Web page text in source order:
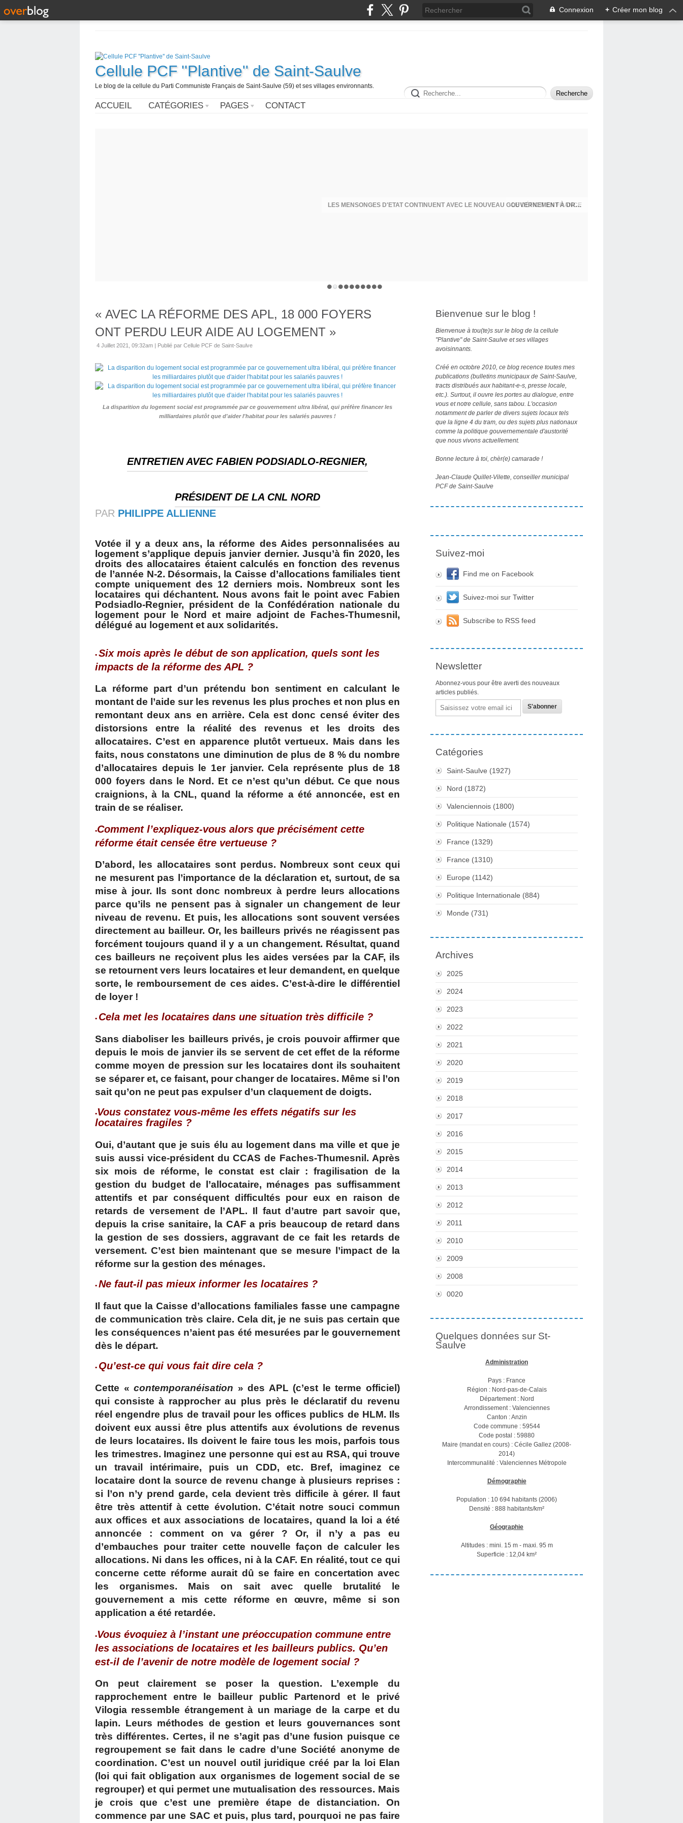
Connexion + Créer mon blog
Cellule PCF ''Plantive'' de Saint-Saulve
Le blog de la cellule du Parti Communiste Français de Saint-Saulve (59) et ses villages environnants.
ACCUEIL CATÉGORIES PAGES CONTACT
LES MENSONGES D'ETAT CONTINUENT AVEC LE NOUVEAU GOUVERNEMENT À DROITE TOUTE MACRON/BARNIER!
« AVEC LA RÉFORME DES APL, 18 000 FOYERS
ONT PERDU LEUR AIDE AU LOGEMENT »
4 Juillet 2021, 09:32am | Publié par Cellule PCF de Saint-Saulve
La disparition du logement social est programmée par ce gouvernement ultra libéral, qui préfère financer les
milliardaires plutôt que d'aider l'habitat pour les salariés pauvres !
ENTRETIEN AVEC FABIEN PODSIADLO-REGNIER,
PRÉSIDENT DE LA CNL NORD
PAR PHILIPPE ALLIENNE
Votée il y a deux ans, la réforme des Aides personnalisées au
logement s’applique depuis janvier dernier. Jusqu’à fin 2020, les
droits des allocataires étaient calculés en fonction des revenus
de l’année N-2. Désormais, la Caisse d’allocations familiales tient
compte uniquement des 12 derniers mois. Nombreux sont les
locataires qui déchantent. Nous avons fait le point avec Fabien
Podsiadlo-Regnier, président de la Confédération nationale du
logement pour le Nord et maire adjoint de Faches-Thumesnil,
délégué au logement et aux solidarités.
• Six mois après le début de son application, quels sont les
impacts de la réforme des APL ?
La réforme part d’un prétendu bon sentiment en calculant le
montant de l’aide sur les revenus les plus proches et non plus en
remontant deux ans en arrière. Cela est donc censé éviter des
distorsions entre la réalité des revenus et les droits des
allocataires. C’est en apparence plutôt vertueux. Mais dans les
faits, nous constatons une diminution de plus de 8 % du nombre
d’allocataires depuis le 1er janvier. Cela représente plus de 18
000 foyers dans le Nord. Et ce n’est qu’un début. Ce que nous
craignions, à la CNL, quand la réforme a été annoncée, est en
train de se réaliser.
•Comment l’expliquez-vous alors que précisément cette
réforme était censée être vertueuse ?
D’abord, les allocataires sont perdus. Nombreux sont ceux qui
ne mesurent pas l’importance de la déclaration et, surtout, de sa
mise à jour. Ils sont donc nombreux à perdre leurs allocations
parce qu’ils ne pensent pas à signaler un changement de leur
niveau de revenu. Et puis, les allocations sont souvent versées
directement au bailleur. Or, les bailleurs privés ne réagissent pas
forcément toujours quand il y a un changement. Résultat, quand
ces bailleurs ne reçoivent plus les aides versées par la CAF, ils
se retournent vers leurs locataires et leur demandent, en quelque
sorte, le remboursement de ces aides. C’est-à-dire le différentiel
de loyer !
• Cela met les locataires dans une situation très difficile ?
Sans diaboliser les bailleurs privés, je crois pouvoir affirmer que
depuis le mois de janvier ils se servent de cet effet de la réforme
comme moyen de pression sur les locataires dont ils souhaitent
se séparer et, ce faisant, pour changer de locataires. Même si l’on
sait qu’on ne peut pas expulser d’un claquement de doigts.
•Vous constatez vous-même les effets négatifs sur les
locataires fragiles ?
Oui, d’autant que je suis élu au logement dans ma ville et que je
suis aussi vice-président du CCAS de Faches-Thumesnil. Après
six mois de réforme, le constat est clair : fragilisation de la
gestion du budget de l’allocataire, ménages pas suffisamment
attentifs et par conséquent difficultés pour eux en raison de
retards de versement de l’APL. Il faut d’autre part savoir que,
depuis la crise sanitaire, la CAF a pris beaucoup de retard dans
la gestion de ses dossiers, aggravant de ce fait les retards de
versement. C’est bien maintenant que se mesure l’impact de la
réforme sur la gestion des ménages.
• Ne faut-il pas mieux informer les locataires ?
Il faut que la Caisse d’allocations familiales fasse une campagne
de communication très claire. Cela dit, je ne suis pas certain que
les conséquences n’aient pas été mesurées par le gouvernement
dès le départ.
• Qu’est-ce qui vous fait dire cela ?
Cette «contemporanéisation » des APL (c’est le terme officiel)
qui consiste à rapprocher au plus près le déclaratif du revenu
réel engendre plus de travail pour les offices publics de HLM. Ils
doivent eux aussi être plus attentifs aux évolutions de revenus
de leurs locataires. Ils doivent le faire tous les mois, parfois tous
les trimestres. Imaginez une personne qui est au RSA, qui trouve
un travail intérimaire, puis un CDD, etc. Bref, imaginez ce
locataire dont la source de revenu change à plusieurs reprises :
si l’on n’y prend garde, cela devient très difficile à gérer. Il faut
être très attentif à cette évolution. C’était notre souci commun
aux offices et aux associations de locataires, quand la loi a été
annoncée : comment on va gérer ? Or, il n’y a pas eu
d’embauches pour traiter cette nouvelle façon de calculer les
allocations. Ni dans les offices, ni à la CAF. En réalité, tout ce qui
concerne cette réforme aurait dû se faire en concertation avec
les organismes. Mais on sait avec quelle brutalité le
gouvernement a mis cette réforme en œuvre, même si son
application a été retardée.
•Vous évoquiez à l’instant une préoccupation commune entre
les associations de locataires et les bailleurs publics. Qu’en
est-il de l’avenir de notre modèle de logement social ?
On peut clairement se poser la question. L’exemple du
rapprochement entre le bailleur public Partenord et le privé
Vilogia ressemble étrangement à un mariage de la carpe et du
lapin. Leurs méthodes de gestion et leurs gouvernances sont
très différentes. Certes, il ne s’agit pas d’une fusion puisque ce
regroupement se fait dans le cadre d’une Société anonyme de
coordination. C’est un nouvel outil juridique créé par la loi Elan
(loi qui fait obligation aux organismes de logement social de se
regrouper) et qui permet une mutualisation des ressources. Mais
je crois que c’est une première étape de distanciation. On
commence par une SAC et puis, plus tard, pourquoi ne pas faire
Bienvenue sur le blog !
Bienvenue à tou(te)s sur le blog de la cellule
"Plantive" de Saint-Saulve et ses villages
avoisinnants.
Créé en octobre 2010, ce blog recence toutes mes
publications (bulletins municipaux de Saint-Saulve,
tracts distribués aux habitant-e-s, presse locale,
etc.). Surtout, il ouvre les portes au dialogue, entre
vous et notre cellule, sans tabou. L'occasion
notamment de parler de divers sujets locaux tels
que la ligne 4 du tram, ou des sujets plus nationaux
comme la politique gouvernementale d'austorité
que nous vivons actuellement.
Bonne lecture à toi, chèr(e) camarade !
Jean-Claude Quillet-Vilette, conseiller municipal
PCF de Saint-Saulve
Suivez-moi
Find me on Facebook
Suivez-moi sur Twitter
Subscribe to RSS feed
Newsletter
Abonnez-vous pour être averti des nouveaux
articles publiés.
Email
Catégories
Saint-Saulve (1927)
Nord (1872)
Valenciennois (1800)
Politique Nationale (1574)
France (1329)
France (1310)
Europe (1142)
Politique Internationale (884)
Monde (731)
Archives
2025
2024
2023
2022
2021
2020
2019
2018
2017
2016
2015
2014
2013
2012
2011
2010
2009
2008
0020
Quelques données sur St-
Saulve
Administration
Pays : France
Région : Nord-pas-de-Calais
Département : Nord
Arrondissement : Valenciennes
Canton : Anzin
Code commune : 59544
Code postal : 59880
Maire (mandat en cours) : Cécile Gallez (2008-
2014)
Intercommunalité : Valenciennes Métropole
Démographie
Population : 10 694 habitants (2006)
Densité : 888 habitants/km²
Géographie
Altitudes : mini. 15 m - maxi. 95 m
Superficie : 12,04 km²